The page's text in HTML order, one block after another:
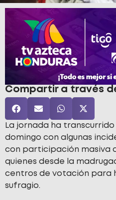
Compartir a través
La jornada ha
domingo con algunas
con participación masiva
quienes desde la
centros de votación para
sufragio.